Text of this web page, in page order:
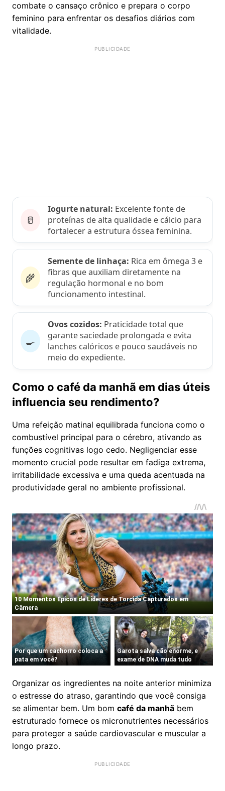
combate o cansaço crônico e prepara o corpo
feminino para enfrentar os desafios diários com
vitalidade.
🥛
Iogurte natural: Excelente fonte de
proteínas de alta qualidade e cálcio para
fortalecer a estrutura óssea feminina.
🌾
Semente de linhaça: Rica em ômega 3 e
fibras que auxiliam diretamente na
regulação hormonal e no bom
funcionamento intestinal.
🍳
Ovos cozidos: Praticidade total que
garante saciedade prolongada e evita
lanches calóricos e pouco saudáveis no
meio do expediente.
Como o café da manhã em dias úteis
influencia seu rendimento?
Uma refeição matinal equilibrada funciona como o
combustível principal para o cérebro, ativando as
funções cognitivas logo cedo. Negligenciar esse
momento crucial pode resultar em fadiga extrema,
irritabilidade excessiva e uma queda acentuada na
produtividade geral no ambiente profissional.
Organizar os ingredientes na noite anterior minimiza
o estresse do atraso, garantindo que você consiga
se alimentar bem. Um bom café da manhã bem
estruturado fornece os micronutrientes necessários
para proteger a saúde cardiovascular e muscular a
longo prazo.